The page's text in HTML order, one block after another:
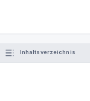
Inhaltsverzeichnis